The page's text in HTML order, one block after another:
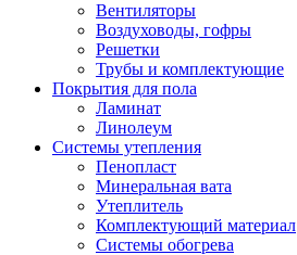
Вентиляторы
Воздуховоды, гофры
Решетки
Трубы и комплектующие
Покрытия для пола
Ламинат
Линолеум
Системы утепления
Пенопласт
Минеральная вата
Утеплитель
Комплектующий материал
Системы обогрева